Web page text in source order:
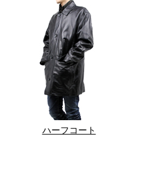
ハーフコート